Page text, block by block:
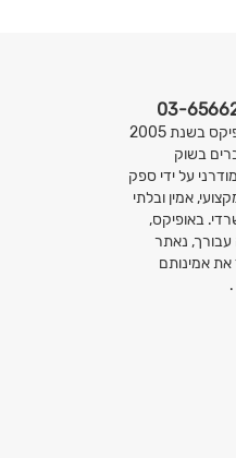
03-
מראשיתה הוקמה חברת אופיקס בשנת 2005
בשוק
על ידי ספק
אמין ובלתי
באופיקס,
נאתר
את אמינותם